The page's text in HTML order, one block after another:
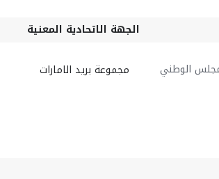
الجهة الاتحادية المعنية
الوطني
مجموعة بريد الامارات